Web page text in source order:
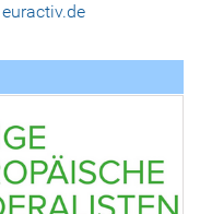
euractiv.de